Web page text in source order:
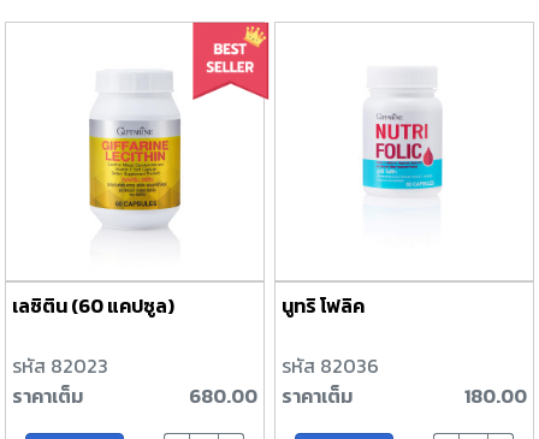
เลซิติน (60 แคปซูล)
รหัส 82023
ราคาเต็ม
680.00
นูทริ โฟลิค
รหัส 82036
ราคาเต็ม
180.00